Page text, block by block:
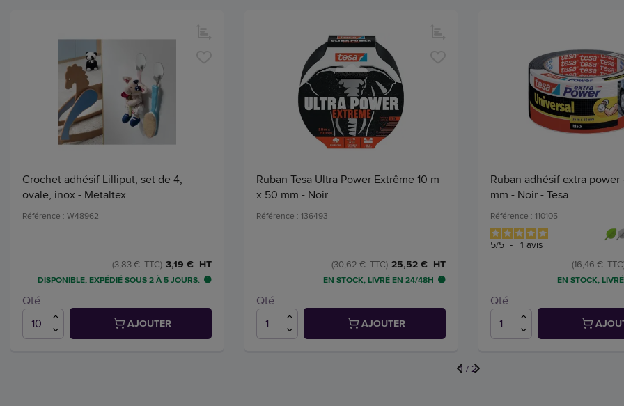
Crochet adhésif Lilliput, set de 4,
ovale, inox - Metaltex
Référence : W48962
3,19 € HT
(3,83 € TTC)
DISPONIBLE, EXPÉDIÉ SOUS 2 À 5 JOURS.
Qté
AJOUTER
Ruban Tesa Ultra Power Extrême 10 m
x 50 mm - Noir
Référence : 136493
25,52 € HT
(30,62 € TTC)
EN STOCK, LIVRÉ EN 24/48H
Qté
AJOUTER
Ruban adhésif extra power
mm - Noir - Tesa
Référence : 110105
5/5 - 1 avis
(16,46 €
EN STOCK,
Qté
1 / 2